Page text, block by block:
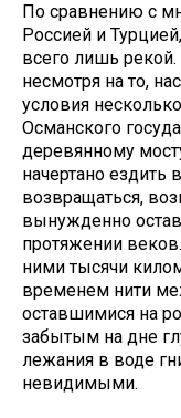
По сравнению с
Россией и
всего лишь
несмотря на то,
условия
Османского
деревянному
начертано ездить
возвращаться,
вынужденно
протяжении
ними тысячи
временем нити
оставшимися на
забытым на дне
лежания в воде
невидимыми.